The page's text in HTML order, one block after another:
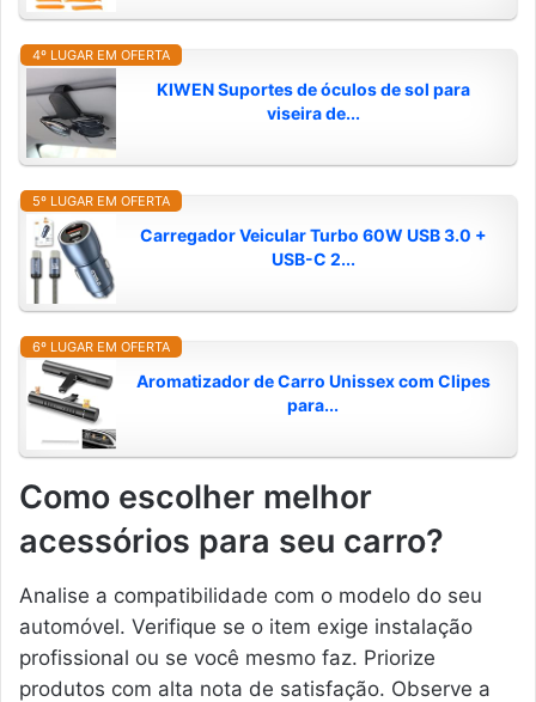
4º LUGAR EM OFERTA
KIWEN Suportes de óculos de sol para
viseira de...
5º LUGAR EM OFERTA
Carregador Veicular Turbo 60W USB 3.0 +
USB-C 2...
6º LUGAR EM OFERTA
Aromatizador de Carro Unissex com Clipes
para...
Como escolher melhor
acessórios para seu carro?
Analise a compatibilidade com o modelo do seu
automóvel. Verifique se o item exige instalação
profissional ou se você mesmo faz. Priorize
produtos com alta nota de satisfação. Observe a